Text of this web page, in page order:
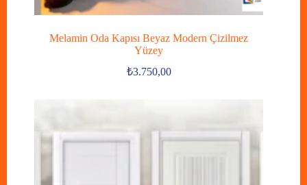
Melamin Oda Kapısı Beyaz Modern Çizilmez
Yüzey
₺3.750,00